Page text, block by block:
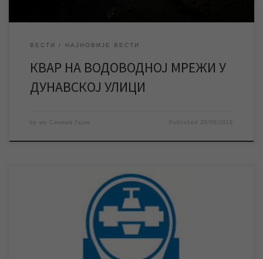
ВЕСТИ НАЈНОВИЈЕ ВЕСТИ
КВАР НА ВОДОВОДНОЈ МРЕЖИ У
ДУНАВСКОЈ УЛИЦИ
by мр Синиша Гајин Published 20/09/2019
У петак ће се изводити радови на изворишту у Арадцу, због
чега ће ово насељено место више часова бити без воде.
Након завршетка радова уследиће нормализација
водоснабдевања. У петак 20. септембра ЈКП „Водовод и
канализација“ Зрењанин изводиће радове на редовном